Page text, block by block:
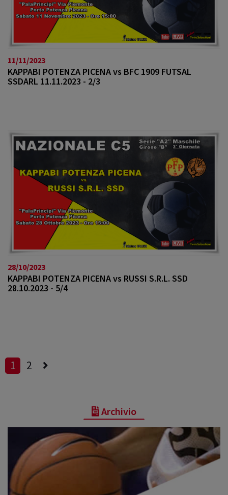
11/11/2023
KAPPABI POTENZA PICENA vs BFC 1909 FUTSAL
SSDARL 11.11.2023 - 2/3
28/10/2023
KAPPABI POTENZA PICENA vs RUSSI S.R.L. SSD
28.10.2023 - 5/4
1 2
Archivio